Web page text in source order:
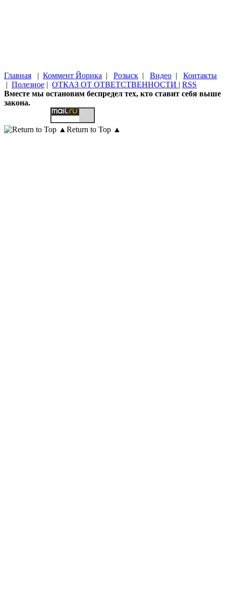
Главная | Коммент Йорика | Розыск | Видео | Контакты
| Полезное | ОТКАЗ ОТ ОТВЕТСТВЕННОСТИ | RSS
Вместе мы остановим беспредел тех, кто ставит себя выше
закона.
Return to Top ▲